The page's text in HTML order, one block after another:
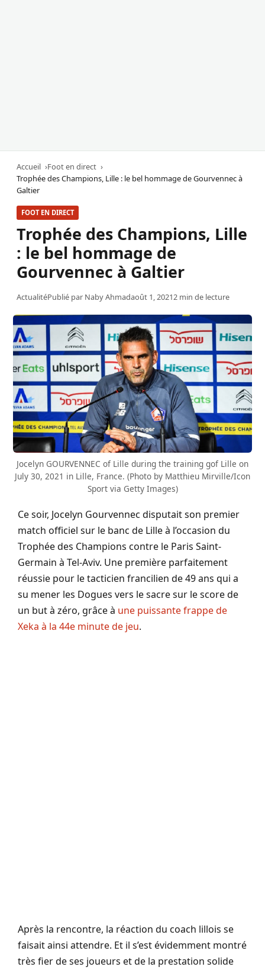
Accueil
Foot en direct
Trophée des Champions, Lille : le bel hommage de Gourvennec à
Galtier
FOOT EN DIRECT
Trophée des Champions, Lille
: le bel hommage de
Gourvennec à Galtier
ActualitéPublié par Naby Ahmadaoût 1, 20212 min de lecture
Jocelyn GOURVENNEC of Lille during the training gof Lille on
July 30, 2021 in Lille, France. (Photo by Matthieu Mirville/Icon
Sport via Getty Images)
Ce soir, Jocelyn Gourvennec disputait son premier
match officiel sur le banc de Lille à l’occasion du
Trophée des Champions contre le Paris Saint-
Germain à Tel-Aviv. Une première parfaitement
réussie pour le tacticien francilien de 49 ans qui a
su mener les Dogues vers le sacre sur le score de
un but à zéro, grâce à une puissante frappe de
Xeka à la 44e minute de jeu.
Après la rencontre, la réaction du coach lillois se
faisait ainsi attendre. Et il s’est évidemment montré
très fier de ses joueurs et de la prestation solide